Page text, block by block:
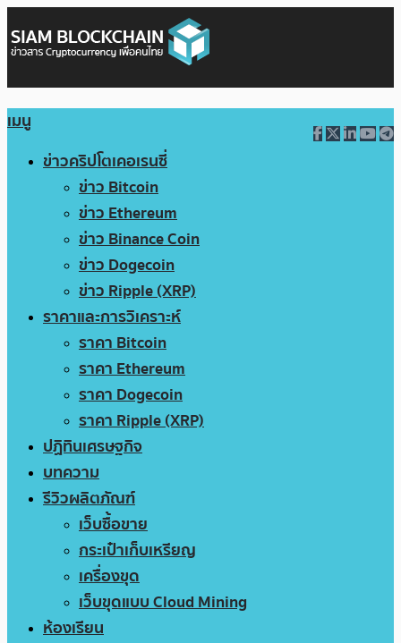
เมนู
ข่าวคริปโตเคอเรนซี่
ข่าว Bitcoin
ข่าว Ethereum
ข่าว Binance Coin
ข่าว Dogecoin
ข่าว Ripple (XRP)
ราคาและการวิเคราะห์
ราคา Bitcoin
ราคา Ethereum
ราคา Dogecoin
ราคา Ripple (XRP)
ปฏิทินเศรษฐกิจ
บทความ
รีวิวผลิตภัณฑ์
เว็บซื้อขาย
กระเป๋าเก็บเหรียญ
เครื่องขุด
เว็บขุดแบบ Cloud Mining
ห้องเรียน